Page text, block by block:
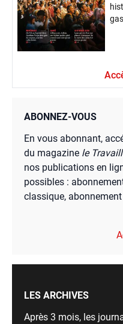
ABONNEZ-VOUS
En vous abonnant,
du magazine le
nos publications en
possibles :
classique,
LES ARCHIVES
Après 3 mois, les